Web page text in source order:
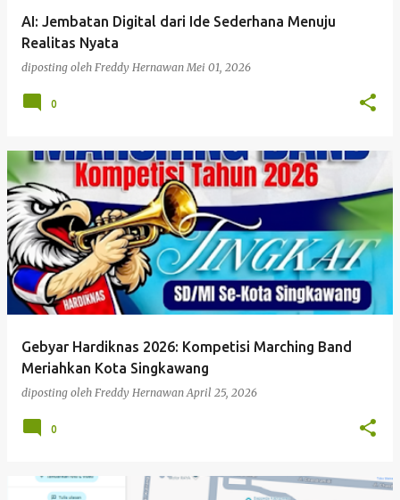
AI: Jembatan Digital dari Ide Sederhana Menuju
Realitas Nyata
diposting oleh Freddy Hernawan Mei 01, 2026
0
Gebyar Hardiknas 2026: Kompetisi Marching Band
Meriahkan Kota Singkawang
diposting oleh Freddy Hernawan April 25, 2026
0